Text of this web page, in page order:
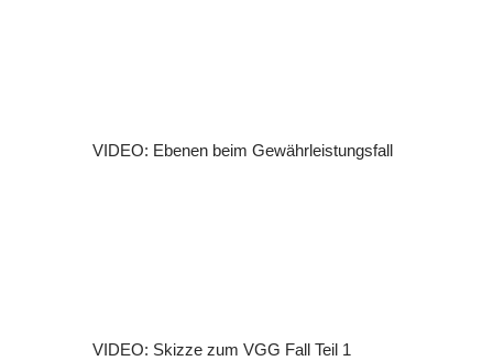
VIDEO: Ebenen beim Gewährleistungsfall
VIDEO: Skizze zum VGG Fall Teil 1